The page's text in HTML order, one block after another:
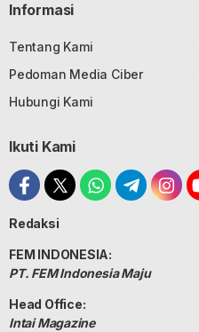
Informasi
Tentang Kami
Pedoman Media Ciber
Hubungi Kami
Ikuti Kami
Redaksi
FEM INDONESIA:
PT. FEM Indonesia Maju
Head Office:
Intai Magazine